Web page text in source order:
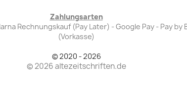
Zahlungsarten
Rechnungskauf (Pay Later) - Google Pay - Pay
(Vorkasse)
© 2020 - 2026
© 2026 altezeitschriften.de